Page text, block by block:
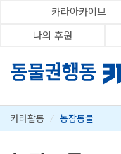
카라아카이브
나의 후원
카라활동 / 농장동물